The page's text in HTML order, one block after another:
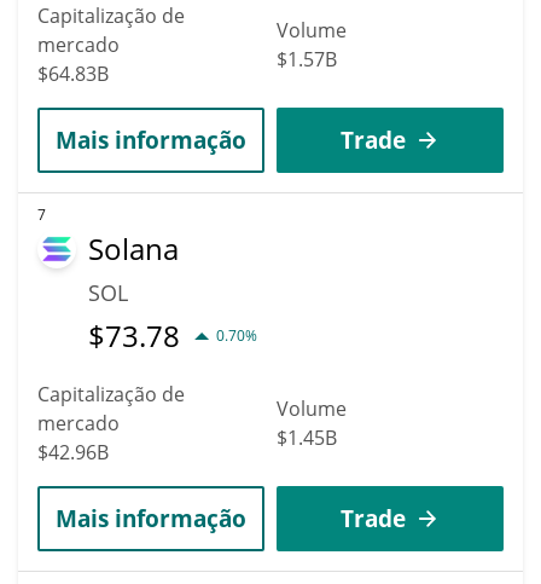
Capitalização de
mercado
$64.83B
Volume
$1.57B
Mais informação Trade
7
Solana
SOL
$73.78 0.70%
Capitalização de
mercado
$42.96B
Volume
$1.45B
Mais informação Trade